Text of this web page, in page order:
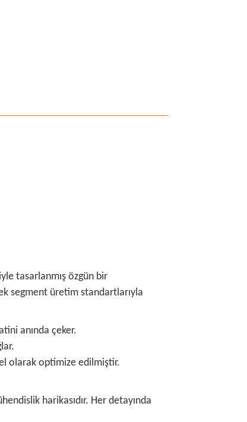
tasarlanmış özgün bir
segment üretim standartlarıyla
anında çeker.
olarak optimize edilmiştir.
harikasıdır. Her detayında